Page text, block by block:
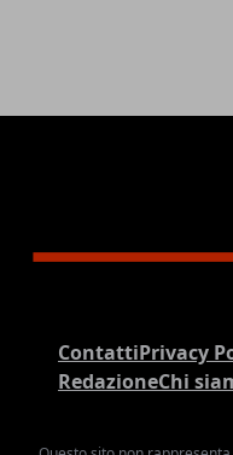
ContattiPrivacy
RedazioneChi